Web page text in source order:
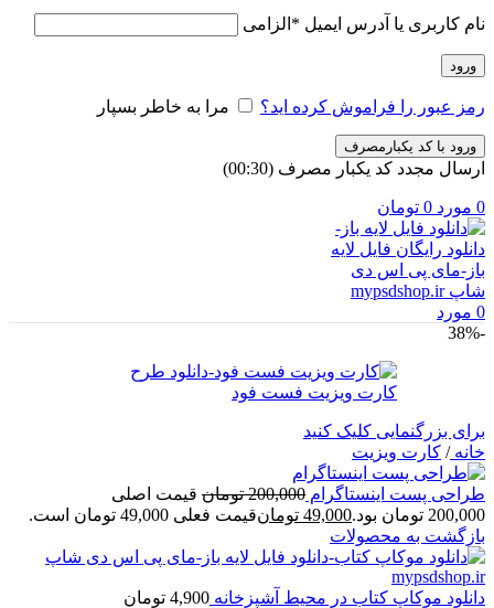
نام کاربری یا آدرس ایمیل * الزامی
ورود
رمز عبور را فراموش کرده اید؟ مرا به خاطر بسپار
ورود با کد یکبارمصرف
ارسال مجدد کد یکبار مصرف (00:
30
)
0 مورد 0 تومان
0 مورد
-38%
برای بزرگنمایی کلیک کنید
خانه/ کارت ویزیت
طراحی پست اینستاگرام 200,000 تومان قیمت اصلی
200,000 تومان بود.
49,000 تومانقیمت فعلی 49,000 تومان است.
بازگشت به محصولات
دانلود موکاپ کتاب در محیط آشپزخانه 4,900 تومان